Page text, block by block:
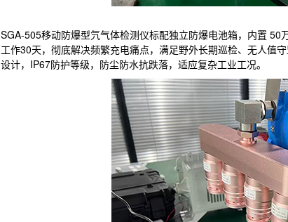
SGA-505移动防爆型氕气体检测仪标配独立防爆电池箱，内置
工作30天，彻底解决频繁充电痛点，满足野外长期巡检、无人值
设计，IP67防护等级，防尘防水抗跌落，适应复杂工业工况。